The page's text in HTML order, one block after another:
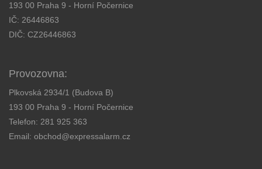
193 00 Praha 9 - Horní Počernice
IČ: 26446863
DIČ: CZ26446863
Provozovna:
Plkovská 2934/1 (Budova B)
193 00 Praha 9 - Horní Počernice
Telefon: 281 925 363
Email: obchod@expressalarm.cz